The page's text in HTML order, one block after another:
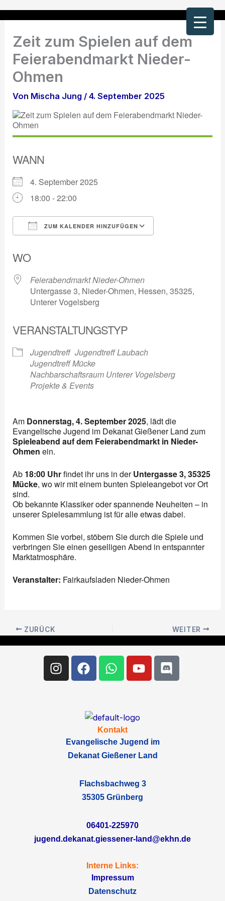
Inhalt
springen
Zeit zum Spielen auf dem
Feierabendmarkt Nieder-
Ohmen
Von Mischa Jung /4. September 2025
WANN
4. September 2025
18:00 - 22:00
ZUM KALENDER HINZUFÜGEN
WO
Feierabendmarkt Nieder-Ohmen
Untergasse 3, Nieder-Ohmen, Hessen, 35325,
Unterer Vogelsberg
VERANSTALTUNGSTYP
Jugendtreff Jugendtreff Laubach
Jugendtreff Mücke
Nachbarschaftsraum Unterer Vogelsberg
Projekte & Events
Am Donnerstag, 4. September 2025, lädt die
Evangelische Jugend im Dekanat Gießener Land zum
Spieleabend auf dem Feierabendmarkt in Nieder-
Ohmen ein.
Ab 18:00 Uhrfindet ihr uns in derUntergasse 3, 35325
Mücke, wo wir mit einem bunten Spieleangebot vor Ort
sind.
Ob bekannte Klassiker oder spannende Neuheiten – in
unserer Spielesammlung ist für alle etwas dabei.
Kommen Sie vorbei, stöbern Sie durch die Spiele und
verbringen Sie einen geselligen Abend in entspannter
Marktatmosphäre.
Veranstalter: Fairkaufsladen Nieder-Ohmen
ZURÜCK WEITER
Instagram
FacebookWhatsapp
YoutubeDiscord
Kontakt
Evangelische Jugend im
Dekanat Gießener Land
Flachsbachweg 3
35305 Grünberg
06401-225970
jugend.dekanat.giessener-land@ekhn.de
Interne Links:
Impressum
Datenschutz